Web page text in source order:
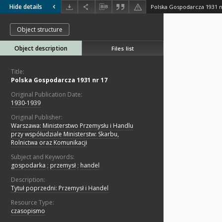
Hide details Polska Gospodarcza 1931
Object structure
Object description Files list
Title:
Polska Gospodarcza 1931 nr 17
Original Publication Date:
1930-1939
Original Publisher:
Warszawa: Ministerstwo Przemysłu i Handlu
przy współudziale Ministerstw: Skarbu,
Rolnictwa oraz Komunikacji
Subject and Keywords:
gospodarka ; przemysł ; handel
Description:
Tytuł poprzedni: Przemysł i Handel
Resource Type:
czasopismo